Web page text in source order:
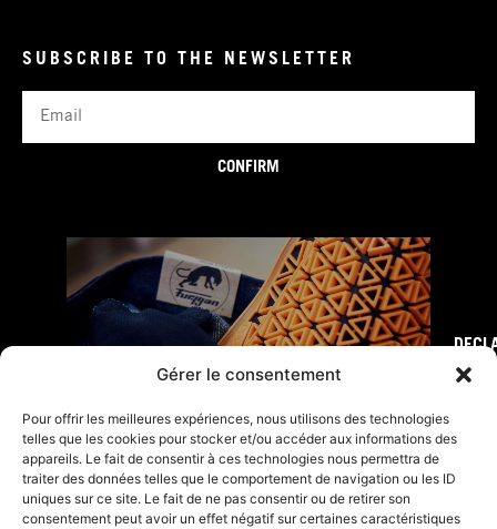
Gérer le consentement
Pour offrir les meilleures expériences, nous utilisons des technologies
telles que les cookies pour stocker et/ou accéder aux informations des
appareils. Le fait de consentir à ces technologies nous permettra de
traiter des données telles que le comportement de navigation ou les ID
uniques sur ce site. Le fait de ne pas consentir ou de retirer son
consentement peut avoir un effet négatif sur certaines caractéristiques
SUBSCRIBE TO THE NEWSLETTER
CONFIRM